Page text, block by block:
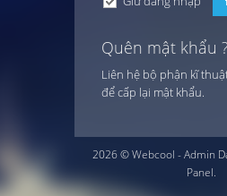
Quên mật khẩu ?
Liên hệ bộ phận kĩ
để cấp lại mật khẩu.
2026 ©Webcool - Admin
Panel.